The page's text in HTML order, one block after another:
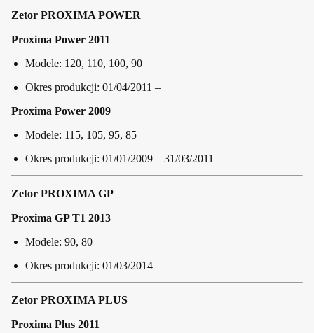
Zetor PROXIMA POWER
Proxima Power 2011
Modele: 120, 110, 100, 90
Okres produkcji: 01/04/2011 –
Proxima Power 2009
Modele: 115, 105, 95, 85
Okres produkcji: 01/01/2009 – 31/03/2011
Zetor PROXIMA GP
Proxima GP T1 2013
Modele: 90, 80
Okres produkcji: 01/03/2014 –
Zetor PROXIMA PLUS
Proxima Plus 2011